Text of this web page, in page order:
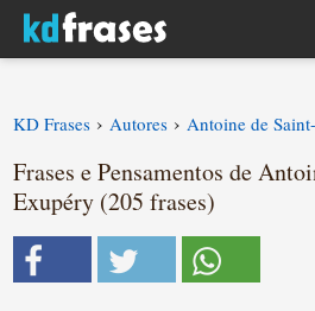
KD Frases › Autores › Antoine de
Frases e Pensamentos de
Exupéry (205 frases)